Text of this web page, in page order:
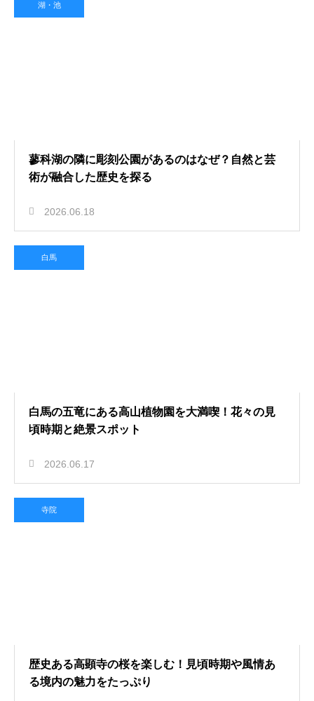
湖・池
蓼科湖の隣に彫刻公園があるのはなぜ？自然と芸
術が融合した歴史を探る
2026.06.18
白馬
白馬の五竜にある高山植物園を大満喫！花々の見
頃時期と絶景スポット
2026.06.17
寺院
歴史ある高顕寺の桜を楽しむ！見頃時期や風情あ
る境内の魅力をたっぷり